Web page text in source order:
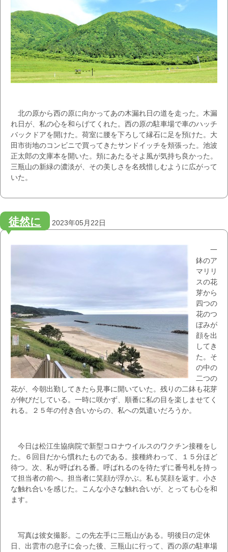
北の原から西の原に向かってあの木漏れ日の道を走った。木漏
れ日が、私の心を和らげてくれた。西の原の駐車場で車のハッチ
バックドアを開けた。荷室に腰を下ろして縁石に足を預けた。大
田市街地のコンビニで買ってきたサンドイッチを頬張った。池波
正太郎の文庫本を開いた。頬にあたるそよ風が気持ち良かった。
三瓶山の新緑の濃淡が、その美しさを名残惜しむように広がって
いた。
徒然に 2023年05月22日
一
鉢のア
マリリ
スの花
芽から
四つの
花のつ
ぼみが
顔を出
してき
た。そ
の中の
二つの
花が、今朝出勤してきたら見事に開いていた。残りの二鉢も花芽
が伸びだしている。一時に咲かず、順番に私の目を楽しませてく
れる。２５年の付き合いからの、私への気遣いだろうか。
今日は松江生協病院で新型コロナウイルスのワクチン接種をし
た。６回目だから慣れたものである。接種終わって、１５分ほど
待つ。次、私が呼ばれる番。呼ばれるのを待たずに番号札を持っ
て担当者の前へ。担当者に笑顔が浮かぶ。私も笑顔を返す。小さ
な触れ合いを感じた。こんな小さな触れ合いが、とっても心を和
ます。
写真は彼女撮影。この先左手に三瓶山がある。明後日の定休
日、出雲市の息子に会った後、三瓶山に行って、西の原の駐車場